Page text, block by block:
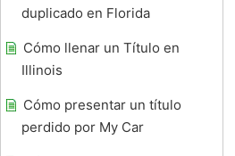
duplicado en Florida
Cómo llenar un Título en
Illinois
Cómo presentar un título
perdido por My Car